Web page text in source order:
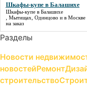
Шкафы-купе в Балашихе
Шкафы-купе в Балашихе
, Мытищах, Одинцово и в Москве
на заказ
Разделы
Новости
новостейРемонт
строительство